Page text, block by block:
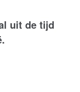
uit de tijd